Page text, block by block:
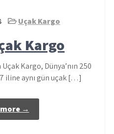
Uçak Kargo
Kargo
Kargo, Dünya’nın 250
iline aynı gün uçak […]
more →